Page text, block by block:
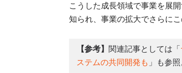
こうした成長領域で事業を展
知られ、事業の拡大でさらに
【参考】 関連記事としては「
ステムの共同開発も 」も参照